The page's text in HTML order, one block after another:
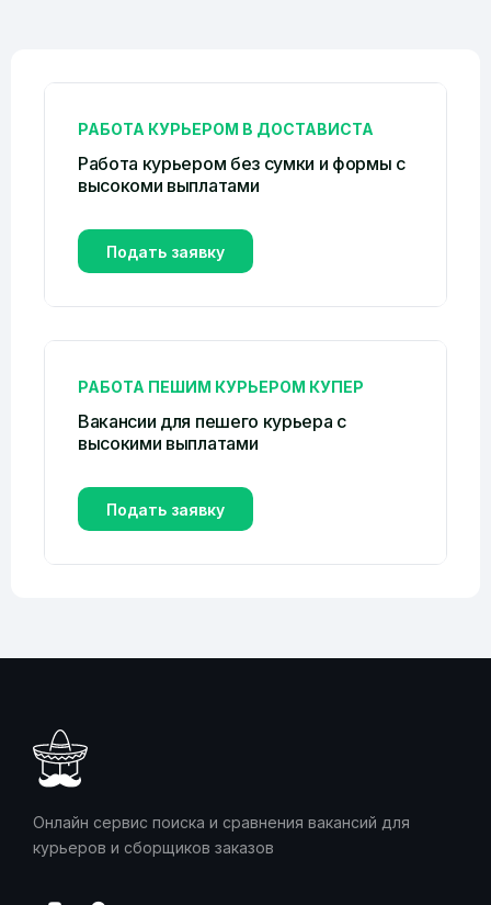
РАБОТА КУРЬЕРОМ В ДОСТАВИСТА
Работа курьером без сумки и формы c
высокоми выплатами
Подать заявку
РАБОТА ПЕШИМ КУРЬЕРОМ КУПЕР
Вакансии для пешего курьера с
высокими выплатами
Подать заявку
Онлайн сервис поиска и сравнения вакансий для
курьеров и сборщиков заказов